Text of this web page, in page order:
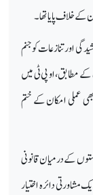
اور تنازعات کو جنم
کے مطابق، او پی ٹی میں
عملی امکان کے ختم
کے درمیان قانونی
دائرہ اختیار